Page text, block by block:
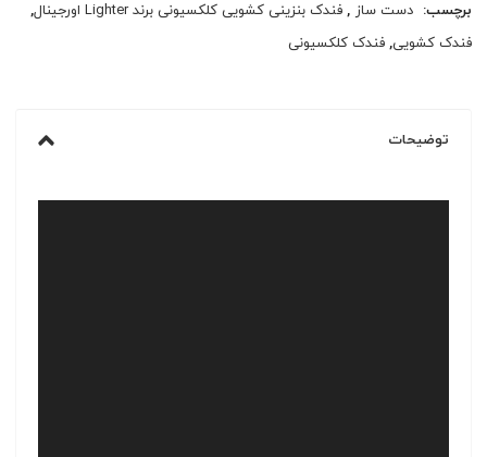
برچسب: دست ساز ,فندک بنزینی کشویی کلکسیونی برند Lighter اورجینال
,
فندک کشویی,فندک کلکسیونی
توضیحات